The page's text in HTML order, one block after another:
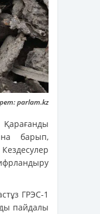
parlam.kz
барып,
ГРЭС-1
пайдалы